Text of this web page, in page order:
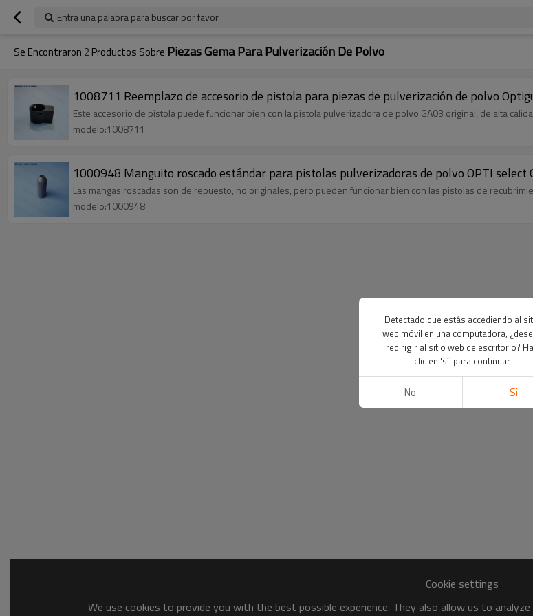
Entra una palabra para buscar por favor
Se Encontraron 2 Productos Sobre Piezas Gema Para Pulverización De Polvo
1008711 Reemplazo de accesorio de pistola para piezas de pulverización de polvo
Este accesorio de pistola puede funcionar bien con la pistola pulverizadora de polvo GA03 original, de alta
modelo:1008711
1000948 Manguito roscado estándar para pistolas pulverizadoras de polvo OPTI select
Las mangas roscadas son de repuesto, no originales, pero pueden funcionar bien con las pistolas de
modelo:1000948
Cookie settings
We use cookies to provide you with the best possible experience. They also allow us to
Detectado que estás accediendo al
web móvil en una computadora,
redirigir al sitio web de escritorio?
clic en 'sí' para continuar
No Si